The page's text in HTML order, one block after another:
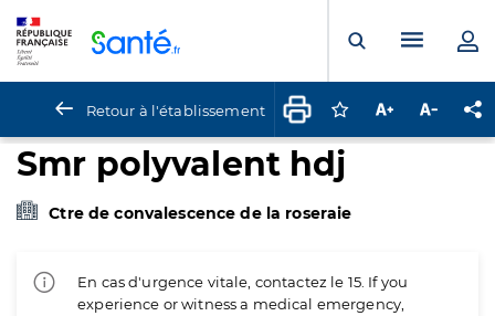
Ouvrir laMenu
Retour à l'établissement Connectez-vous
Augmenter la
Smr polyvalent hdj
Ctre de convalescence de la roseraie
En cas d'urgence vitale, contactez le 15. If you
experience or witness a medical emergency,